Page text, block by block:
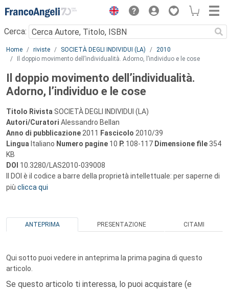
Menu
Cerca:
Main content
Home riviste SOCIETÀ DEGLI INDIVIDUI (LA)
2010
Il doppio movimento dell’individualità. Adorno, l’individuo e le cose
Il doppio movimento dell’individualità.
Adorno, l’individuo e le cose
Titolo Rivista SOCIETÀ DEGLI INDIVIDUI (LA)
Autori/Curatori Alessandro Bellan
Anno di pubblicazione 2011 Fascicolo 2010/39
Lingua Italiano Numero pagine 10 P. 108-117 Dimensione file 354
KB
DOI 10.3280/LAS2010-039008
Il DOI è il codice a barre della proprietà intellettuale: per saperne di
più clicca qui
ANTEPRIMA PRESENTAZIONE CITAMI
Qui sotto puoi vedere in anteprima la prima pagina di questo
articolo.
Se questo articolo ti interessa, lo puoi acquistare (e